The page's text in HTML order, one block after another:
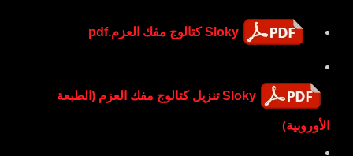
Sloky كتالوج مفك العزم.pdf
Sloky تنزيل كتالوج مفك العزم (الطبعة
الأوروبية)